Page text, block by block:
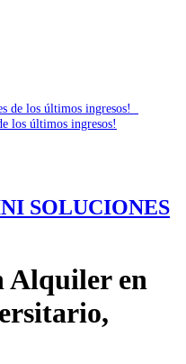
los últimos ingresos!
SOLUCIONES
Alquiler en